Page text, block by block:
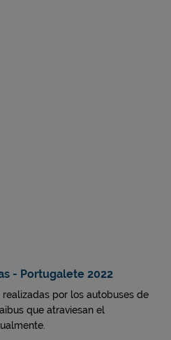
- Portugalete 2022
por los autobuses de
que atraviesan el